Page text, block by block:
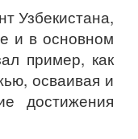
Узбекистана,
и в основном
пример, как
осваивая и
достижения